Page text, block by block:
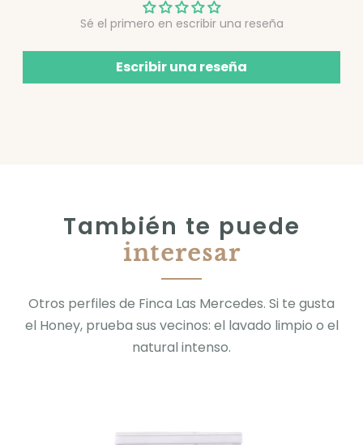
Sé el primero en escribir una reseña
Escribir una reseña
También te puede
interesar
Otros perfiles de Finca Las Mercedes. Si te gusta
el Honey, prueba sus vecinos: el lavado limpio o el
natural intenso.